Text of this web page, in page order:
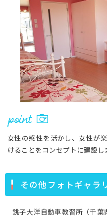
女性の感性を活かし、女性が
けることをコンセプトに建設し
その他フォトギャラ
銚子大洋自動車教習所（千